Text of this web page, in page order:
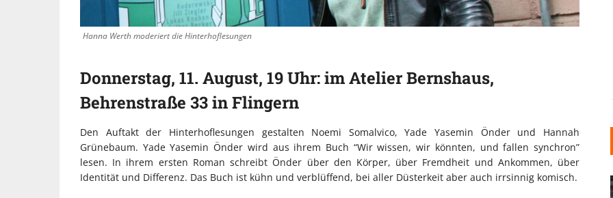
Hanna Werth moderiert die Hinterhoflesungen
Donnerstag, 11. August, 19 Uhr: im Atelier Bernshaus,
Behrenstraße 33 in Flingern
Den Auftakt der Hinterhoflesungen gestalten Noemi Somalvico, Yade Yasemin Önder und Hannah
Grünebaum. Yade Yasemin Önder wird aus ihrem Buch “Wir wissen, wir könnten, und fallen synchron”
lesen. In ihrem ersten Roman schreibt Önder über den Körper, über Fremdheit und Ankommen, über
Identität und Differenz. Das Buch ist kühn und verblüffend, bei aller Düsterkeit aber auch irrsinnig komisch.